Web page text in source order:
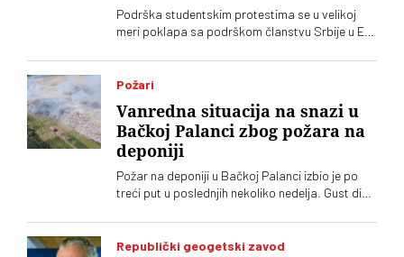
Podrška studentskim protestima se u velikoj
meri poklapa sa podrškom članstvu Srbije u EU.
ključnih tema predstojeće izborne kampanje.
Kak god, i istraživanje Međunarodnog
rukama imaju bolje karte od režimskih partija
Požari
Vanredna situacija na snazi u
Bačkoj Palanci zbog požara na
deponiji
Požar na deponiji u Bačkoj Palanci izbio je po
treći put u poslednjih nekoliko nedelja. Gust dim
zagađenje i otežano disanje
Republički geogetski zavod